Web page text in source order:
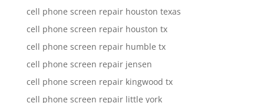
cell phone screen repair houston texas
cell phone screen repair houston tx
cell phone screen repair humble tx
cell phone screen repair jensen
cell phone screen repair kingwood tx
cell phone screen repair little york